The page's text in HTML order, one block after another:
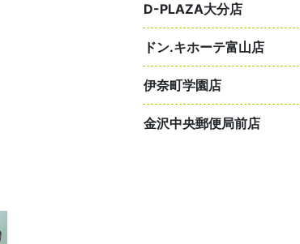
D-PLAZA大分店
ドン.キホーテ富山店
伊奈町学園店
金沢中央郵便局前店